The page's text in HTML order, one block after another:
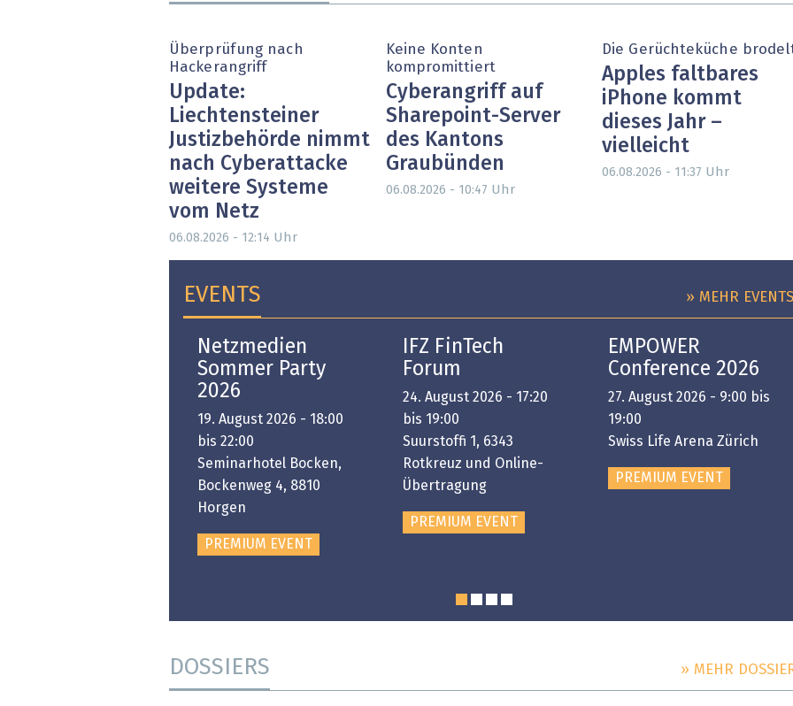
Überprüfung nach
Hackerangriff
Update:
Liechtensteiner
Justizbehörde nimmt
nach Cyberattacke
weitere Systeme
vom Netz
06.08.2026 - 12:14 Uhr
Keine Konten
kompromittiert
Cyberangriff auf
Sharepoint-Server
des Kantons
Graubünden
06.08.2026 - 10:47 Uhr
Die Gerüchteküche
Apples faltbares
iPhone kommt
dieses Jahr –
vielleicht
06.08.2026 - 11:37 Uhr
EVENTS » MEHR
Netzmedien
Sommer Party
2026
19. August 2026 - 18:00
bis 22:00
Seminarhotel Bocken,
Bockenweg 4, 8810
Horgen
PREMIUM EVENT
IFZ FinTech
Forum
24. August 2026 - 17:20
bis 19:00
Suurstoffi 1, 6343
Rotkreuz und Online-
Übertragung
PREMIUM EVENT
EMPOWER
Conference 2026
27. August 2026 - 9:00 bis
19:00
Swiss Life Arena Zürich
PREMIUM EVENT
DOSSIERS » MEHR